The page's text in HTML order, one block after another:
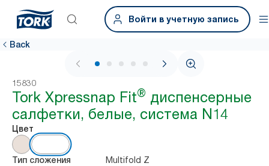
Войти в учетную запись
Back
1 / 6
15830
Tork Xpressnap Fit® диспенсерные
салфетки, белые, система N14
Цвет
Тип сложения Multifold Z